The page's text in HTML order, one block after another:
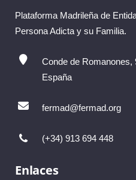
Plataforma Madrileña de
Persona Adicta y su Familia.
Conde de Romanones,
España
fermad@fermad.org
(+34) 913 694 448
Enlaces